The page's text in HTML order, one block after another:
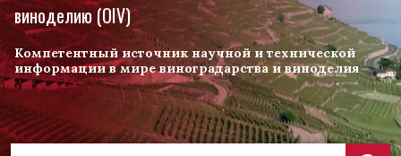
виноделию (OIV)
Компетентный источник научной и технической
информации в мире виноградарства и виноделия